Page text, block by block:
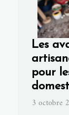
Les
pour
3 octobre